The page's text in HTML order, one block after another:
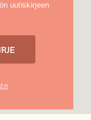
uutiskirjeen